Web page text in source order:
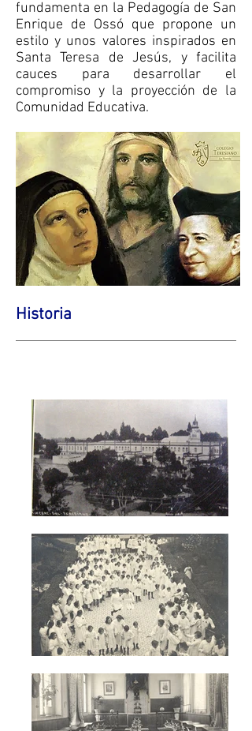
fundamenta en la Pedagogía de San
Enrique de Ossó que propone un
estilo y unos valores inspirados en
Santa Teresa de Jesús, y facilita
cauces para desarrollar el
compromiso y la proyección de la
Comunidad Educativa.
Historia